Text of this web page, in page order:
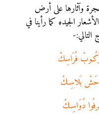
وآثارها على أرض
الجيده كما رأينا في
التالي:-
فُرَاسِكْ
بَلاسِـكْ
دُوَاسِـكْ